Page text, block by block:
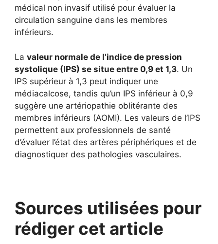
médical non invasif utilisé pour évaluer la
circulation sanguine dans les membres
inférieurs.
La valeur normale de l’indice de pression
systolique (IPS) se situe entre 0,9 et 1,3. Un
IPS supérieur à 1,3 peut indiquer une
médiacalcose, tandis qu’un IPS inférieur à 0,9
suggère une artériopathie oblitérante des
membres inférieurs (AOMI). Les valeurs de l’IPS
permettent aux professionnels de santé
d’évaluer l’état des artères périphériques et de
diagnostiquer des pathologies vasculaires.
Sources utilisées pour
rédiger cet article